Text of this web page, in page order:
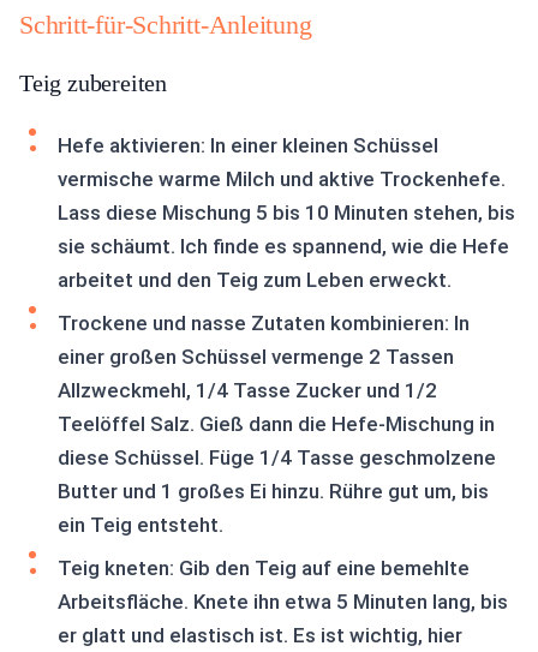
Schritt-für-Schritt-Anleitung
Teig zubereiten
Hefe aktivieren: In einer kleinen Schüssel
vermische warme Milch und aktive Trockenhefe.
Lass diese Mischung 5 bis 10 Minuten stehen, bis
sie schäumt. Ich finde es spannend, wie die Hefe
arbeitet und den Teig zum Leben erweckt.
Trockene und nasse Zutaten kombinieren: In
einer großen Schüssel vermenge 2 Tassen
Allzweckmehl, 1/4 Tasse Zucker und 1/2
Teelöffel Salz. Gieß dann die Hefe-Mischung in
diese Schüssel. Füge 1/4 Tasse geschmolzene
Butter und 1 großes Ei hinzu. Rühre gut um, bis
ein Teig entsteht.
Teig kneten: Gib den Teig auf eine bemehlte
Arbeitsfläche. Knete ihn etwa 5 Minuten lang, bis
er glatt und elastisch ist. Es ist wichtig, hier